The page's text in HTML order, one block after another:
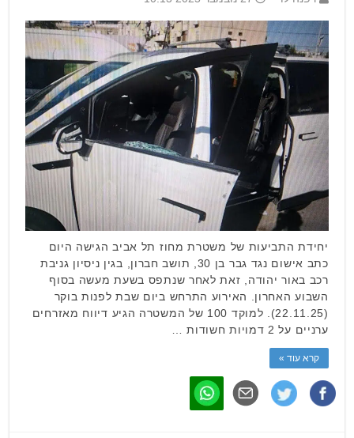
יחידת התביעות של משטרת מחוז תל אביב הגישה היום
כתב אישום נגד גבר בן 30, תושב חברון, בגין ניסיון גניבת
רכב באור יהודה, זאת לאחר שנתפס בשעת מעשה בסוף
השבוע האחרון. האירוע התרחש ביום שבת לפנות בוקר
(22.11.25). למוקד 100 של המשטרה הגיע דיווח מאזרחים
ערניים על 2 דמויות חשודות …
קרא עוד »